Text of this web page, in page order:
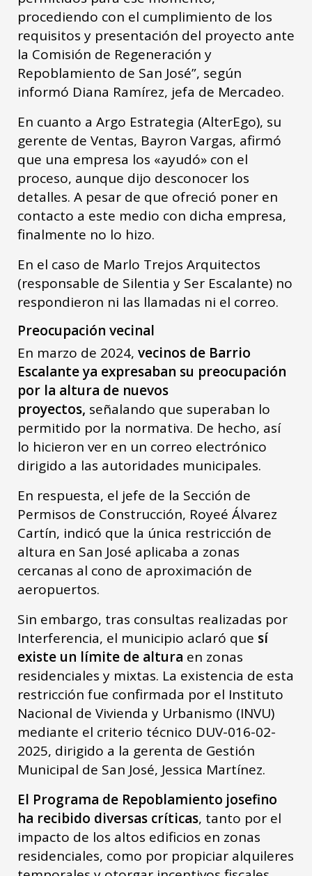
procediendo con el cumplimiento de los
requisitos y presentación del proyecto ante
la Comisión de Regeneración y
Repoblamiento de San José”, según
informó Diana Ramírez, jefa de Mercadeo.
En cuanto a Argo Estrategia (AlterEgo), su
gerente de Ventas, Bayron Vargas, afirmó
que una empresa los «ayudó» con el
proceso, aunque dijo desconocer los
detalles. A pesar de que ofreció poner en
contacto a este medio con dicha empresa,
finalmente no lo hizo.
En el caso de Marlo Trejos Arquitectos
(responsable de Silentia y Ser Escalante) no
respondieron ni las llamadas ni el correo.
Preocupación vecinal
En marzo de 2024, vecinos de Barrio
Escalante ya expresaban su preocupación
por la altura de nuevos
proyectos, señalando que superaban lo
permitido por la normativa. De hecho, así
lo hicieron ver en un correo electrónico
dirigido a las autoridades municipales.
En respuesta, el jefe de la Sección de
Permisos de Construcción, Royeé Álvarez
Cartín, indicó que la única restricción de
altura en San José aplicaba a zonas
cercanas al cono de aproximación de
aeropuertos.
Sin embargo, tras consultas realizadas por
Interferencia, el municipio aclaró que sí
existe un límite de altura en zonas
residenciales y mixtas. La existencia de esta
restricción fue confirmada por el Instituto
Nacional de Vivienda y Urbanismo (INVU)
mediante el criterio técnico DUV-016-02-
2025, dirigido a la gerenta de Gestión
Municipal de San José, Jessica Martínez.
El Programa de Repoblamiento josefino
ha recibido diversas críticas, tanto por el
impacto de los altos edificios en zonas
residenciales, como por propiciar alquileres